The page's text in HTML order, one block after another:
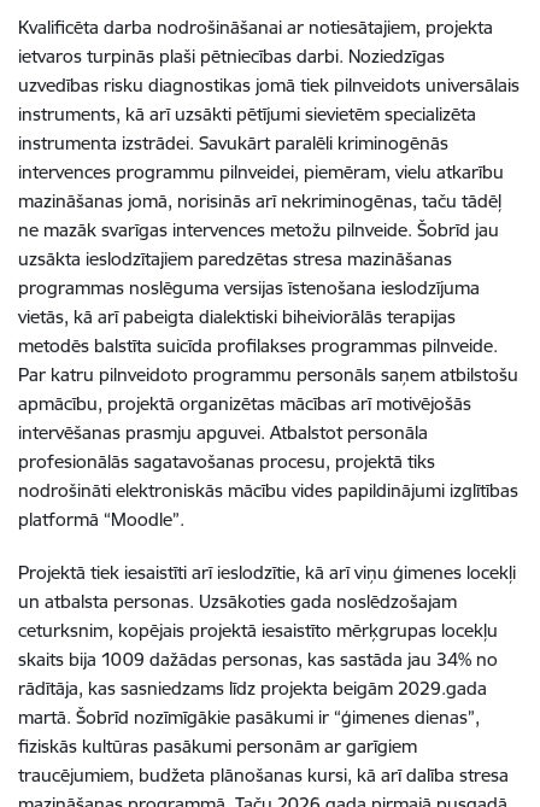
Kvalificēta darba nodrošināšanai ar notiesātajiem, projekta
ietvaros turpinās plaši pētniecības darbi. Noziedzīgas
uzvedības risku diagnostikas jomā tiek pilnveidots universālais
instruments, kā arī uzsākti pētījumi sievietēm specializēta
instrumenta izstrādei. Savukārt paralēli kriminogēnās
intervences programmu pilnveidei, piemēram, vielu atkarību
mazināšanas jomā, norisinās arī nekriminogēnas, taču tādēļ
ne mazāk svarīgas intervences metožu pilnveide. Šobrīd jau
uzsākta ieslodzītajiem paredzētas stresa mazināšanas
programmas noslēguma versijas īstenošana ieslodzījuma
vietās, kā arī pabeigta dialektiski biheiviorālās terapijas
metodēs balstīta suicīda profilakses programmas pilnveide.
Par katru pilnveidoto programmu personāls saņem atbilstošu
apmācību, projektā organizētas mācības arī motivējošās
intervēšanas prasmju apguvei. Atbalstot personāla
profesionālās sagatavošanas procesu, projektā tiks
nodrošināti elektroniskās mācību vides papildinājumi izglītības
platformā “Moodle”.
Projektā tiek iesaistīti arī ieslodzītie, kā arī viņu ģimenes locekļi
un atbalsta personas. Uzsākoties gada noslēdzošajam
ceturksnim, kopējais projektā iesaistīto mērķgrupas locekļu
skaits bija 1009 dažādas personas, kas sastāda jau 34% no
rādītāja, kas sasniedzams līdz projekta beigām 2029.gada
martā. Šobrīd nozīmīgākie pasākumi ir “ģimenes dienas”,
fiziskās kultūras pasākumi personām ar garīgiem
traucējumiem, budžeta plānošanas kursi, kā arī dalība stresa